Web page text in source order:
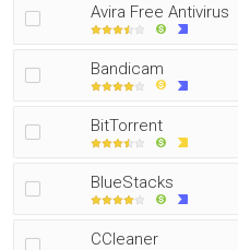
Avira Free Antivirus
Bandicam
BitTorrent
BlueStacks
CCleaner